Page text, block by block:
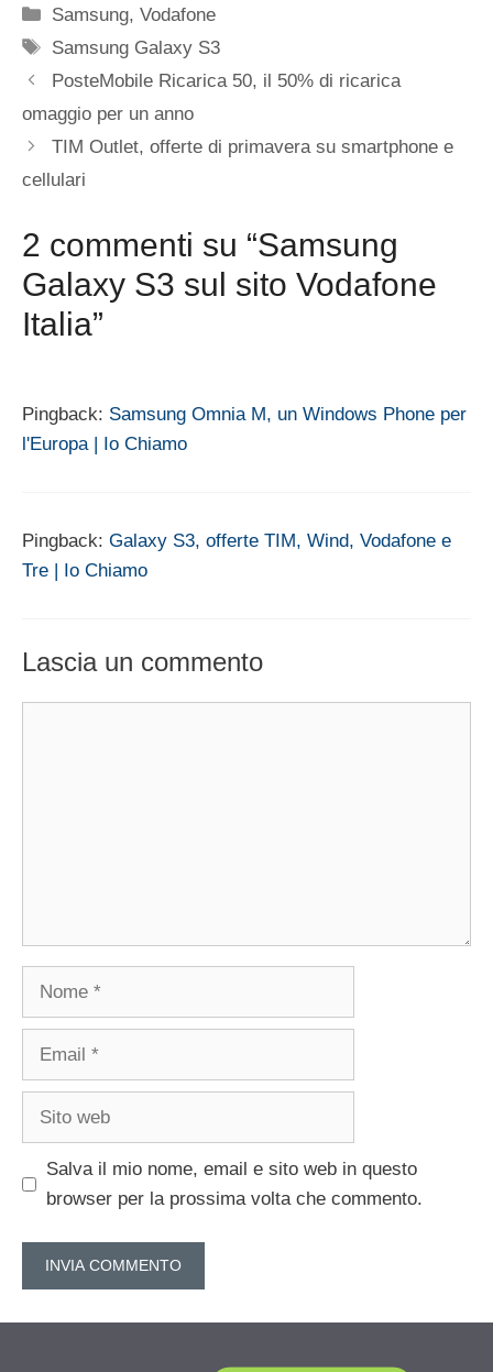
Categorie
Samsung,Vodafone
Tag
Samsung Galaxy S3
PosteMobile Ricarica 50, il 50% di ricarica
omaggio per un anno
TIM Outlet, offerte di primavera su smartphone e
cellulari
2 commenti su “Samsung
Galaxy S3 sul sito Vodafone
Italia”
Pingback: Samsung Omnia M, un Windows Phone per
l'Europa | Io Chiamo
Pingback: Galaxy S3, offerte TIM, Wind, Vodafone e
Tre | Io Chiamo
Lascia un commento
Nome
Email
Sito
Salva il mio nome, email e sito web in questo
browser per la prossima volta che commento.